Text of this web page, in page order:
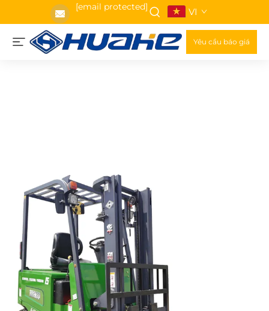
[email protected] VI
Yêu cầu báo giá